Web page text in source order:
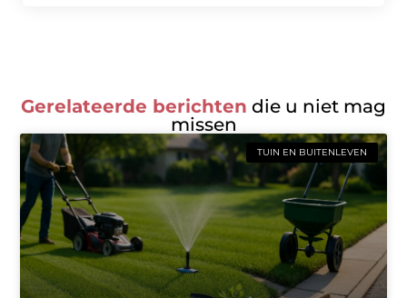
Gerelateerde berichten die u niet mag
missen
TUIN EN BUITENLEVEN